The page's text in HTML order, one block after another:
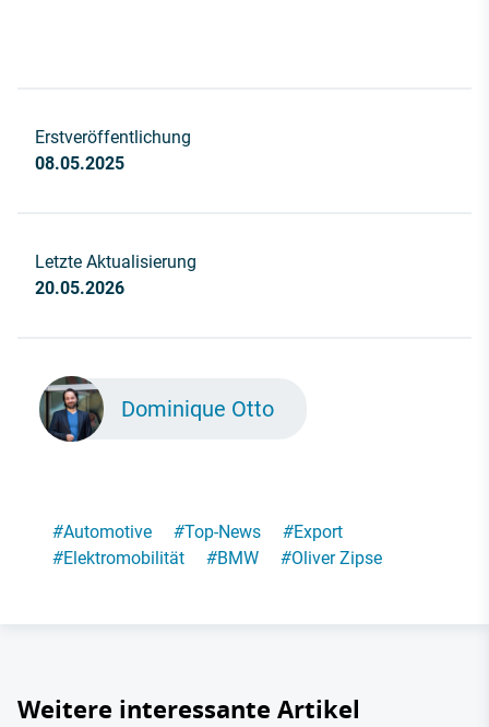
Erstveröffentlichung
08.05.2025
Letzte Aktualisierung
20.05.2026
Dominique Otto
#Automotive #Top-News #Export
#Elektromobilität #BMW #Oliver Zipse
Weitere interessante Artikel